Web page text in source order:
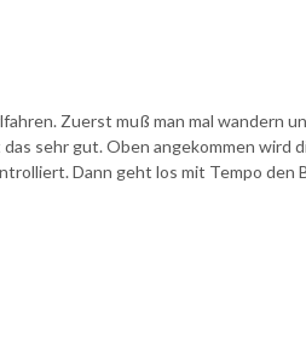
Zuerst muß man mal wandern
sehr gut. Oben angekommen
Dann geht los mit Tempo den